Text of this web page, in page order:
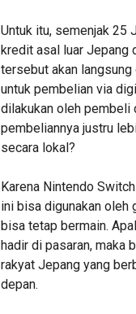
Untuk itu, semenjak 25
kredit asal luar Jepang
tersebut akan
untuk pembelian via
dilakukan oleh pembeli
pembeliannya justru
secara lokal?
Karena Nintendo
ini bisa digunakan oleh
bisa tetap bermain.
hadir di pasaran, maka
rakyat Jepang yang
depan.